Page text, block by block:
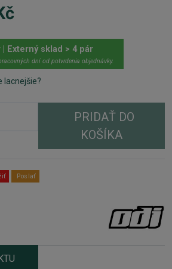
Externý sklad > 4 pár
dní od potvrdenia objednávky.
lacnejšie?
PRIDAŤ DO
KOŠÍKA
Poslať